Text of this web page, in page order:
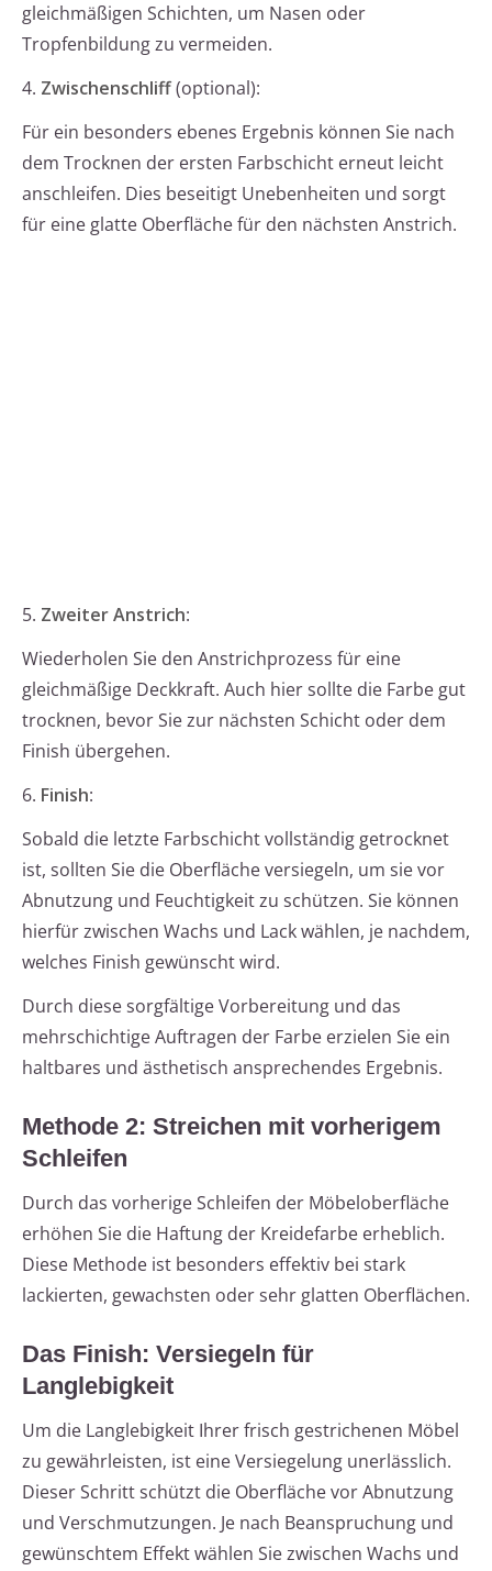
gleichmäßigen Schichten, um Nasen oder
Tropfenbildung zu vermeiden.
4. Zwischenschliff(optional):
Für ein besonders ebenes Ergebnis können Sie nach
dem Trocknen der ersten Farbschicht erneut leicht
anschleifen. Dies beseitigt Unebenheiten und sorgt
für eine glatte Oberfläche für den nächsten Anstrich.
5. Zweiter Anstrich:
Wiederholen Sie den Anstrichprozess für eine
gleichmäßige Deckkraft. Auch hier sollte die Farbe gut
trocknen, bevor Sie zur nächsten Schicht oder dem
Finish übergehen.
6. Finish:
Sobald die letzte Farbschicht vollständig getrocknet
ist, sollten Sie die Oberfläche versiegeln, um sie vor
Abnutzung und Feuchtigkeit zu schützen. Sie können
hierfür zwischen Wachs und Lack wählen, je nachdem,
welches Finish gewünscht wird.
Durch diese sorgfältige Vorbereitung und das
mehrschichtige Auftragen der Farbe erzielen Sie ein
haltbares und ästhetisch ansprechendes Ergebnis.
Methode 2: Streichen mit vorherigem
Schleifen
Durch das vorherige Schleifen der Möbeloberfläche
erhöhen Sie die Haftung der Kreidefarbe erheblich.
Diese Methode ist besonders effektiv bei stark
lackierten, gewachsten oder sehr glatten Oberflächen.
Das Finish: Versiegeln für
Langlebigkeit
Um die Langlebigkeit Ihrer frisch gestrichenen Möbel
zu gewährleisten, ist eine Versiegelung unerlässlich.
Dieser Schritt schützt die Oberfläche vor Abnutzung
und Verschmutzungen. Je nach Beanspruchung und
gewünschtem Effekt wählen Sie zwischen Wachs und